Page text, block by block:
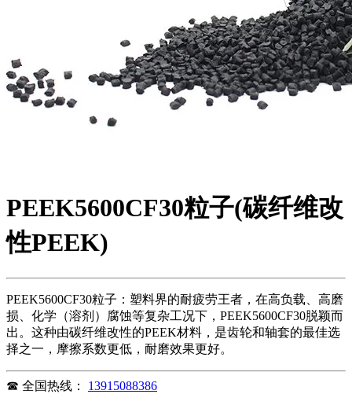
PEEK5600CF30粒子(碳纤维改
性PEEK)
PEEK5600CF30粒子：塑料界的耐疲劳王者，在高负载、高磨
损、化学（溶剂）腐蚀等复杂工况下，PEEK5600CF30脱颖而
出。这种由碳纤维改性的PEEK材料，是齿轮和轴套的最佳选
择之一，摩擦系数更低，耐磨效果更好。
☎ 全国热线： 13915088386